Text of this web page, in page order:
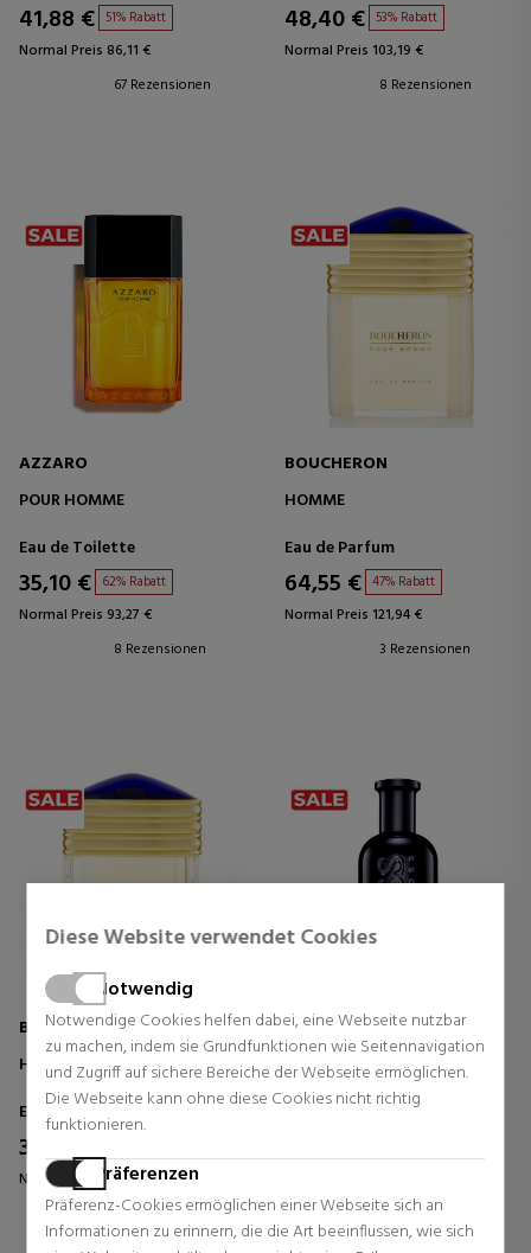
Diese Website verwendet Cookies
Notwendig
Notwendige Cookies helfen dabei, eine Webseite nutzbar
zu machen, indem sie Grundfunktionen wie Seitennavigation
und Zugriff auf sichere Bereiche der Webseite ermöglichen.
Die Webseite kann ohne diese Cookies nicht richtig
funktionieren.
Präferenzen
Präferenz-Cookies ermöglichen einer Webseite sich an
Informationen zu erinnern, die die Art beeinflussen, wie sich
41,88 € 51% Rabatt
Normal Preis 86,11 €
67 Rezensionen
48,40 € 53% Rabatt
Normal Preis 103,19 €
8 Rezensionen
AZZARO
POUR HOMME
Eau de Toilette
35,10 € 62% Rabatt
Normal Preis 93,27 €
8 Rezensionen
BOUCHERON
HOMME
Eau de Parfum
64,55 € 47% Rabatt
Normal Preis 121,94 €
3 Rezensionen
BOUCHERON
HOMME
Eau de Toilette
37,95 €
Normal Preis 113,12 €
1 Rezensionen
HUGO BOSS
BOTTLED NIGHT
Eau de Toilette
42,70 €
3 Rezensionen